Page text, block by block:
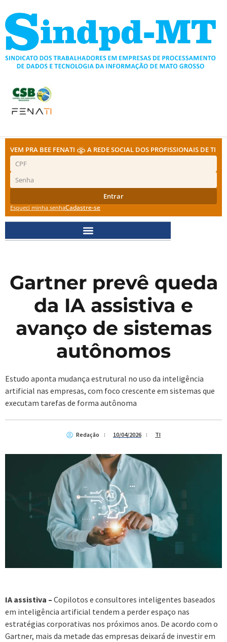
para
conteúdo
VEM PRA BEE FENATI A REDE SOCIAL DOS PROFISSIONAIS DE TI
Entrar
Esqueci minha senhaCadastre-se
Gartner prevê queda
da IA assistiva e
avanço de sistemas
autônomos
Estudo aponta mudança estrutural no uso da inteligência
artificial nas empresas, com foco crescente em sistemas que
executam tarefas de forma autônoma
Redação 10/04/2026 TI
IA assistiva – Copilotos e consultores inteligentes baseados
em inteligência artificial tendem a perder espaço nas
estratégias corporativas nos próximos anos. De acordo com o
Gartner, mais da metade das empresas deixará de investir em